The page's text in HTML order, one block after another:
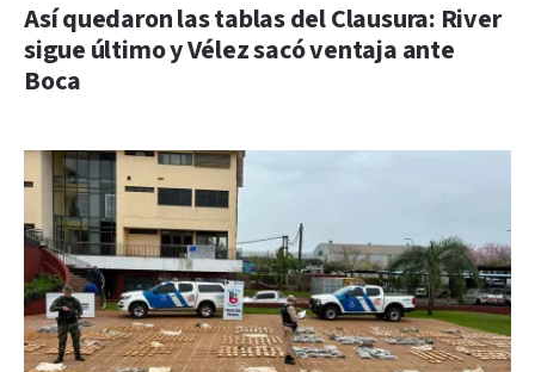
Así quedaron las tablas del Clausura: River
sigue último y Vélez sacó ventaja ante
Boca